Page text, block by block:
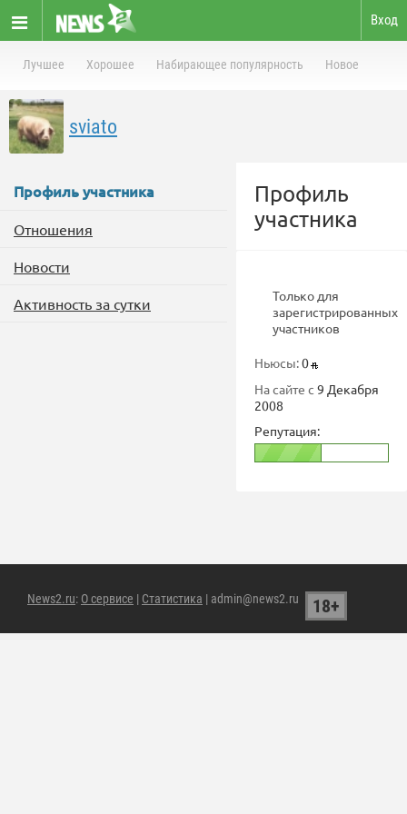
Вход
Лучшее Хорошее Набирающее популярность Новое
sviato
Профиль участника
Отношения
Новости
Активность за сутки
Профиль
участника
Только для
зарегистрированных
участников
Ньюсы:0
На сайте с 9 Декабря
2008
Репутация:
News2.ru: О сервисе | Статистика | admin@news2.ru 18+